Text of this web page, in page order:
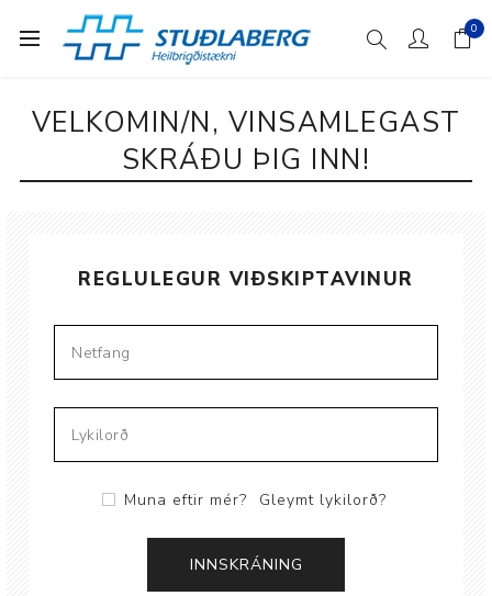
0
VELKOMIN/N, VINSAMLEGAST
SKRÁÐU ÞIG INN!
REGLULEGUR VIÐSKIPTAVINUR
Muna eftir mér? Gleymt lykilorð?